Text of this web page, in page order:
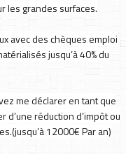
les grandes surfaces.
avec des chèques emploi
jusqu’à 40% du
me déclarer en tant que
réduction d’impôt ou
12000€ Par an)